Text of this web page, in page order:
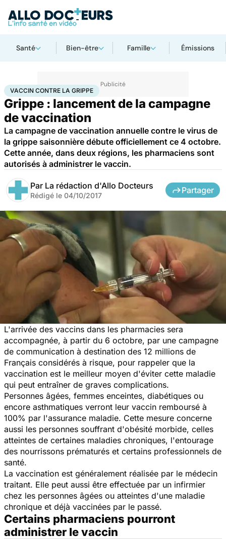
Santé Bien-être Famille Émissions
AccueilSantéMédicamentsVaccin contre la grippe
VACCIN CONTRE LA GRIPPE
Grippe : lancement de la campagne
de vaccination
La campagne de vaccination annuelle contre le virus de
la grippe saisonnière débute officiellement ce 4 octobre.
Cette année, dans deux régions, les pharmaciens sont
autorisés à administrer le vaccin.
Par La rédaction d'Allo Docteurs
Rédigé le 04/10/2017
Partager
L'arrivée des vaccins dans les pharmacies sera
accompagnée, à partir du 6 octobre, par une campagne
de communication à destination des 12 millions de
Français considérés à risque, pour rappeler que la
vaccination est le meilleur moyen d'éviter cette maladie
qui peut entraîner de graves complications.
Personnes âgées, femmes enceintes, diabétiques ou
encore asthmatiques verront leur vaccin remboursé à
100% par l'assurance maladie. Cette mesure concerne
aussi les personnes souffrant d'obésité morbide, celles
atteintes de certaines maladies chroniques, l'entourage
des nourrissons prématurés et certains professionnels de
santé.
La vaccination est généralement réalisée par le médecin
traitant. Elle peut aussi être effectuée par un infirmier
chez les personnes âgées ou atteintes d'une maladie
chronique et déjà vaccinées par le passé.
Certains pharmaciens pourront
administrer le vaccin